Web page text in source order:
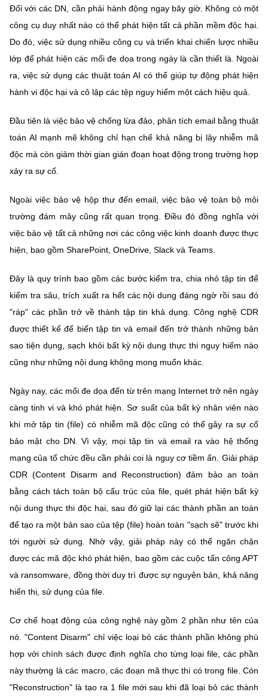
Đối với các DN, cần phải hành động ngay bây giờ. Không có một
công cụ duy nhất nào có thể phát hiện tất cả phần mềm độc hại.
Do đó, việc sử dụng nhiều công cụ và triển khai chiến lược nhiều
lớp để phát hiện các mối đe dọa trong ngày là cần thiết là. Ngoài
ra, việc sử dụng các thuật toán AI có thể giúp tự động phát hiện
hành vi độc hại và cô lập các tệp nguy hiểm một cách hiệu quả.
Đầu tiên là việc bảo vệ chống lừa đảo, phân tích email bằng thuật
toán AI mạnh mẽ không chỉ hạn chế khả năng bị lây nhiễm mã
độc mà còn giảm thời gian gián đoạn hoạt động trong trường hợp
xảy ra sự cố.
Ngoài việc bảo vệ hộp thư đến email, việc bảo vệ toàn bộ môi
trường đám mây cũng rất quan trọng. Điều đó đồng nghĩa với
việc bảo vệ tất cả những nơi các công việc kinh doanh được thực
hiện, bao gồm SharePoint, OneDrive, Slack và Teams.
Đây là quy trình bao gồm các bước kiểm tra, chia nhỏ tập tin để
kiểm tra sâu, trích xuất ra hết các nội dung đáng ngờ rồi sau đó
"ráp" các phần trở về thành tập tin khả dụng. Công nghệ CDR
được thiết kế để biến tập tin và email đến trở thành những bản
sao tiện dụng, sạch khỏi bất kỳ nội dung thực thi nguy hiểm nào
cũng như những nội dung không mong muốn khác.
Ngày nay, các mối đe dọa đến từ trên mạng Internet trở nên ngày
càng tinh vi và khó phát hiện. Sơ suất của bất kỳ nhân viên nào
khi mở tập tin (file) có nhiễm mã độc cũng có thể gây ra sự cố
bảo mật cho DN. Vì vậy, mọi tập tin và email ra vào hệ thống
mạng của tổ chức đều cần phải coi là nguy cơ tiềm ẩn. Giải pháp
CDR (Content Disarm and Reconstruction) đảm bảo an toàn
bằng cách tách toàn bộ cấu trúc của file, quét phát hiện bất kỳ
nội dung thực thi độc hại, sau đó giữ lại các thành phần an toàn
để tạo ra một bản sao của tệp (file) hoàn toàn "sạch sẽ" trước khi
tới người sử dụng. Nhờ vậy, giải pháp này có thể ngăn chặn
được các mã độc khó phát hiện, bao gồm các cuộc tấn công APT
và ransomware, đồng thời duy trì được sự nguyên bản, khả năng
hiển thị, sử dụng của file.
Cơ chế hoạt động của công nghệ này gồm 2 phần như tên của
nó. "Content Disarm" chỉ việc loại bỏ các thành phần không phù
hợp với chính sách được định nghĩa cho từng loại file, các phần
này thường là các macro, các đoạn mã thực thi có trong file. Còn
"Reconstruction" là tạo ra 1 file mới sau khi đã loại bỏ các thành